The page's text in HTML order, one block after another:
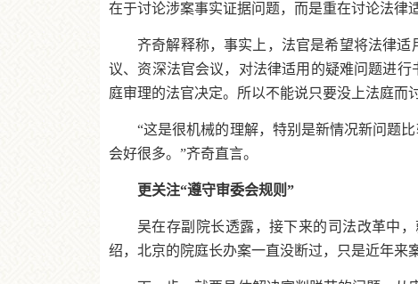
在于讨论涉案事实证据问题，而是重在讨论法律
齐奇解释称，事实上，法官是希望将法律
议、资深法官会议，对法律适用的疑难问题进
庭审理的法官决定。所以不能说只要没上法庭而
“这是很机械的理解，特别是新情况新问题
会好很多。”齐奇直言。
更关注“遵守审委会规则”
吴在存副院长透露，接下来的司法改革中
绍，北京的院庭长办案一直没断过，只是近年来